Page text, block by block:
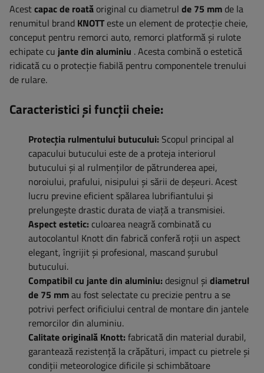
Acestcapac de roată original cu diametrul de 75 mm de la
renumitul brand KNOTTeste un element de protecție cheie,
conceput pentru remorci auto, remorci platformă și rulote
echipate cu jante din aluminiu . Acesta combină o estetică
ridicată cu o protecție fiabilă pentru componentele trenului
de rulare.
Caracteristici și funcții cheie:
Protecția rulmentului butucului: Scopul principal al
capacului butucului este de a proteja interiorul
butucului și al rulmenților de pătrunderea apei,
noroiului, prafului, nisipului și sării de deșeuri. Acest
lucru previne eficient spălarea lubrifiantului și
prelungește drastic durata de viață a transmisiei.
Aspect estetic: culoarea neagră combinată cu
autocolantul Knott din fabrică conferă roții un aspect
elegant, îngrijit și profesional, mascand șurubul
butucului.
Compatibil cu jante din aluminiu: designul și diametrul
de 75 mmau fost selectate cu precizie pentru a se
potrivi perfect orificiului central de montare din jantele
remorcilor din aluminiu.
Calitate originală Knott:fabricată din material durabil,
garantează rezistență la crăpături, impact cu pietrele și
condiții meteorologice dificile și schimbătoare